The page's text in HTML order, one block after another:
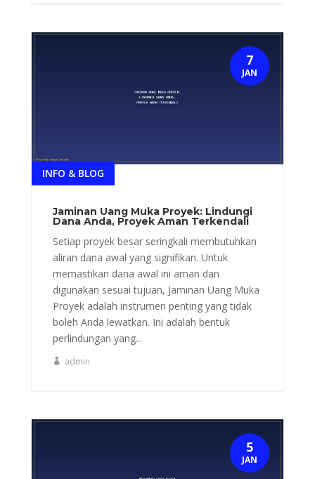
Jaminan Uang Muka Proyek: Lindungi
Dana Anda, Proyek Aman Terkendali
INFO & BLOG
Setiap proyek besar seringkali membutuhkan
aliran dana awal yang signifikan. Untuk
memastikan dana awal ini aman dan
digunakan sesuai tujuan, Jaminan Uang Muka
Proyek adalah instrumen penting yang tidak
boleh Anda lewatkan. Ini adalah bentuk
perlindungan yang...
admin
7
JAN
5
JAN